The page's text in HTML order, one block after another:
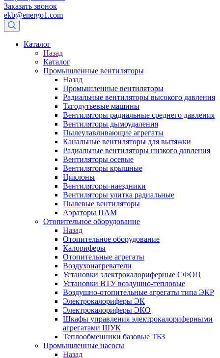
Заказать звонок
ekb@energo1.com
Каталог
Назад
Каталог
Промышленные вентиляторы
Назад
Промышленные вентиляторы
Радиальные вентиляторы высокого давления
Тягодутьевые машины
Вентиляторы радиальные среднего давления
Вентиляторы дымоудаления
Пылеулавливающие агрегаты
Канальные вентиляторы для вытяжки
Радиальные вентиляторы низкого давления
Вентиляторы осевые
Вентиляторы крышные
Циклоны
Вентиляторы-наездники
Вентиляторы улитка радиальные
Пылевые вентиляторы
Аэраторы ПАМ
Отопительное оборудование
Назад
Отопительное оборудование
Калориферы
Отопительные агрегаты
Воздухонагреватели
Установки электрокалориферные СФОЦ
Установки ВТУ воздушно-тепловые
Воздушно-отопительные агрегаты типа ЭКР
Электрокалориферы ЭК
Электрокалориферы ЭКО
Шкафы управления электрокалориферными
агрегатами ШУК
Теплообменники базовые ТБЗ
Промышленные насосы
Назад